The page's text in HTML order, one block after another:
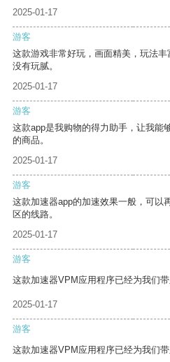
2025-01-17
游客
这款游戏非常好玩，画面精美，玩法
没有玩腻。
2025-01-17
游客
这款app是我购物的得力助手，让我能
的商品。
2025-01-17
游客
这款加速器app的加速效果一般，可以
区的线路。
2025-01-17
游客
这款加速器VPM应用程序已经为我们带
2025-01-17
游客
这款加速器VPM应用程序已经为我们带